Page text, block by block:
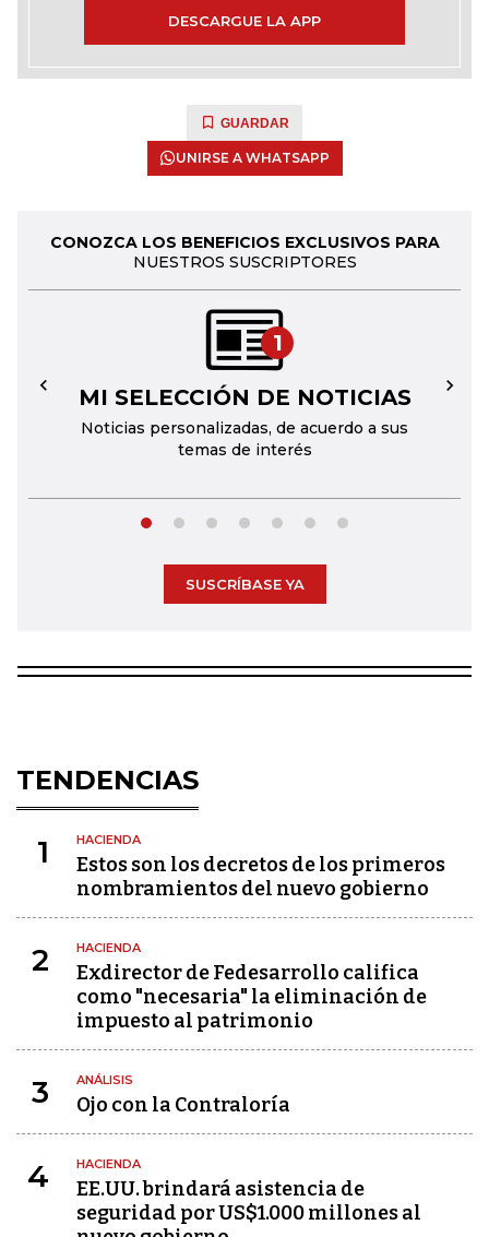
DESCARGUE LA APP
GUARDAR
UNIRSE A WHATSAPP
CONOZCA LOS BENEFICIOS EXCLUSIVOS PARA
NUESTROS SUSCRIPTORES
1
MI SELECCIÓN DE NOTICIAS
Noticias personalizadas, de acuerdo a sus
temas de interés
← →
SUSCRÍBASE YA
TENDENCIAS
1 HACIENDA
Estos son los decretos de los primeros
nombramientos del nuevo gobierno
2 HACIENDA
Exdirector de Fedesarrollo califica
como "necesaria" la eliminación de
impuesto al patrimonio
3 ANÁLISIS
Ojo con la Contraloría
4 HACIENDA
EE.UU. brindará asistencia de
seguridad por US$1.000 millones al